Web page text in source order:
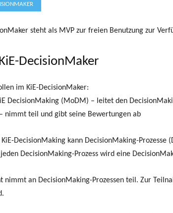
steht als MVP zur freien Benutzung zur
DecisionMaker
im KiE-DecisionMaker:
DecisionMaking (MoDM) – leitet den
nimmt teil und gibt seine Bewertungen ab
DecisionMaking kann DecisionMaking-
jeden DecisionMaking-Prozess wird eine
nimmt an DecisionMaking-Prozessen teil. Zur